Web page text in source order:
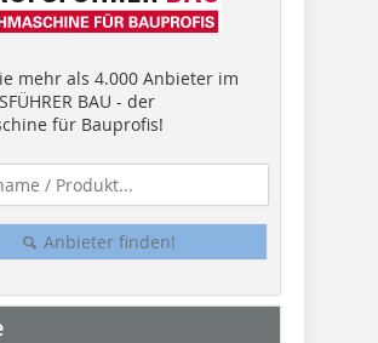
mehr als 4.000 Anbieter im
BAU - der
für Bauprofis!
Anbieter finden!